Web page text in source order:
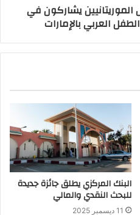
الموريتانيين يشاركون في
العربي بالإمارات
البنك المركزي يطلق جائزة جديدة
للبحث النقدي والمالي
11 ديسمبر 2025